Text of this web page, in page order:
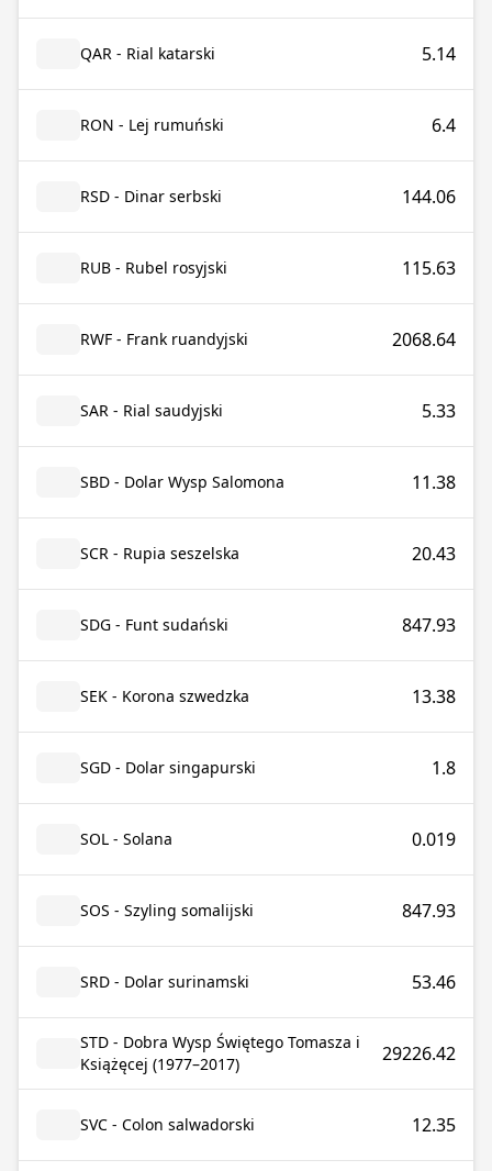
QAR - Rial katarski 5.14
RON - Lej rumuński 6.4
RSD - Dinar serbski 144.06
RUB - Rubel rosyjski 115.63
RWF - Frank ruandyjski 2068.64
SAR - Rial saudyjski 5.33
SBD - Dolar Wysp Salomona 11.38
SCR - Rupia seszelska 20.43
SDG - Funt sudański 847.93
SEK - Korona szwedzka 13.38
SGD - Dolar singapurski 1.8
SOL - Solana 0.019
SOS - Szyling somalijski 847.93
SRD - Dolar surinamski 53.46
STD - Dobra Wysp Świętego Tomasza i
Książęcej (1977–2017)
29226.42
SVC - Colon salwadorski 12.35